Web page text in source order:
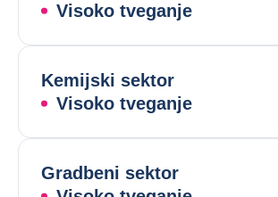
Visoko tveganje
Kemijski sektor
Visoko tveganje
Gradbeni sektor